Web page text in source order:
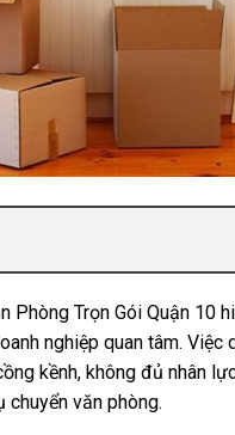
Phòng Trọn Gói Quận 10
nghiệp quan tâm. Việc
kềnh, không đủ nhân
chuyển văn phòng.